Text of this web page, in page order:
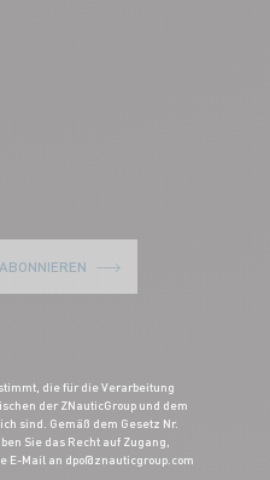
ABONNIEREN
die für die Verarbeitung
der ZNauticGroup und dem
sind. Gemäß dem Gesetz Nr.
Sie das Recht auf Zugang,
Mail an dpo@znauticgroup.com